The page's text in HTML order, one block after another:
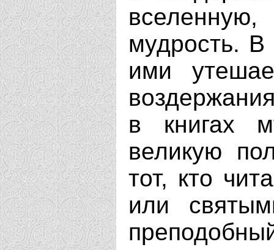
мудрость. В
ими
в книгах
великую
тот, кто
или